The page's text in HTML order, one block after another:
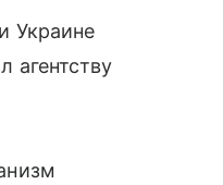
Украине
агентству